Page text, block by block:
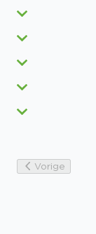
Vorige